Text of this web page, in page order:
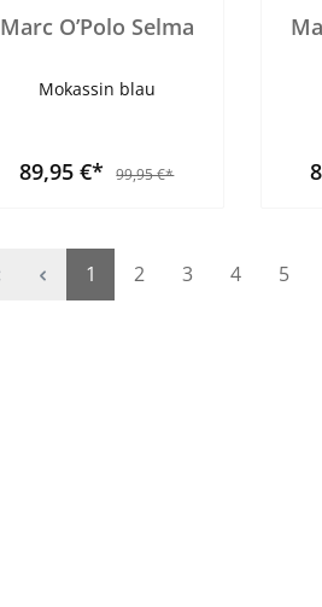
Marc O’Polo Selma
Mokassin blau
89,95 €* 99,95 €*
1 2 3 4 5